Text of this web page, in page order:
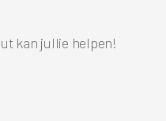
kan jullie helpen!